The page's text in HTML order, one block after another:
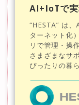
AI+IoTで
“HESTA” は
ターネット化
リで管理・操
さまざまなサ
ぴったりの暮